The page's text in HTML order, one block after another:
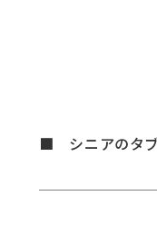
■ シニアのタブ